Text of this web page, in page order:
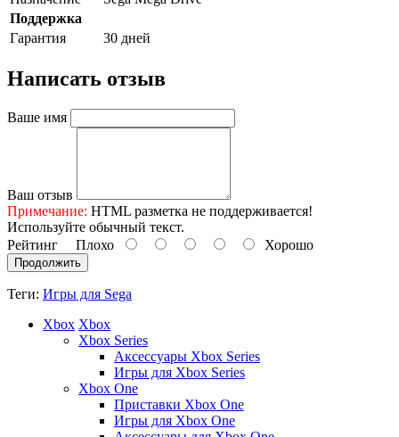
Поддержка
Гарантия
30 дней
Написать отзыв
Ваше имя
Ваш отзыв
Примечание: HTML разметка не поддерживается!
Используйте обычный текст.
Рейтинг Плохо Хорошо
Продолжить
Теги: Игры для Sega
Xbox Xbox
Xbox Series
Аксессуары Xbox Series
Игры для Xbox Series
Xbox One
Приставки Xbox One
Игры для Xbox One